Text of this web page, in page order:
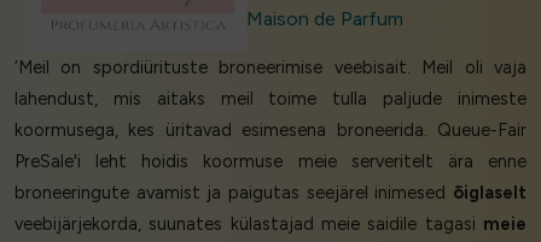
Maison de Parfum
‘Meil on spordiürituste broneerimise veebisait. Meil oli vaja
lahendust, mis aitaks meil toime tulla paljude inimeste
koormusega, kes üritavad esimesena broneerida. Queue-Fair
PreSale'i leht hoidis koormuse meie serveritelt ära enne
broneeringute avamist ja paigutas seejärel inimesed õiglaselt
veebijärjekorda, suunates külastajad meie saidile tagasi meie